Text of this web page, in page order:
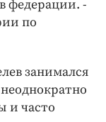
федерации. -
по
занимался
и часто